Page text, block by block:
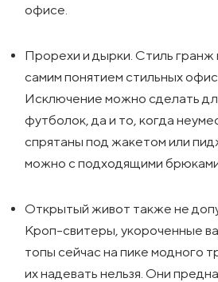
офисе.
Прорехи и дырки. Стиль гранж
самим понятием стильных
Исключение можно сделать
футболок, да и то, когда
спрятаны под жакетом или
можно с подходящими
Открытый живот также не
Кроп-свитеры, укороченные
топы сейчас на пике модного
их надевать нельзя. Они